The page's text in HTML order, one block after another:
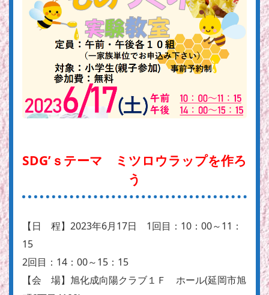
SDG’ｓテーマ ミツロウラップを作ろ
う
【日 程】2023年6月17日 1回目：10：00～11：
15
2回目：14：00～15：15
【会 場】旭化成向陽クラブ１Ｆ ホール(延岡市旭